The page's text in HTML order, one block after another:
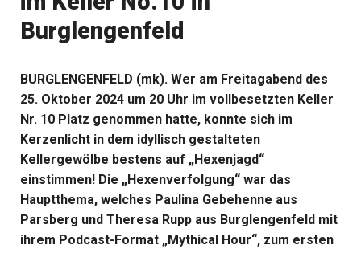
Nutzen Sie aktuelle Angebote Ihrer
Metzgerei Hummel: Aktuelles
Wochenangebot!
maxhütte-haidhof
Burglengenfeld
BURGLENGENFELD (mk). Wer am Freitagabend des
25. Oktober 2024 um 20 Uhr im vollbesetzten Keller
Nr. 10 Platz genommen hatte, konnte sich im
Kerzenlicht in dem idyllisch gestalteten
Kellergewölbe bestens auf „Hexenjagd“
einstimmen! Die „Hexenverfolgung“ war das
Hauptthema, welches Paulina Gebehenne aus
Parsberg und Theresa Rupp aus Burglengenfeld mit
ihrem Podcast-Format „Mythical Hour“, zum ersten